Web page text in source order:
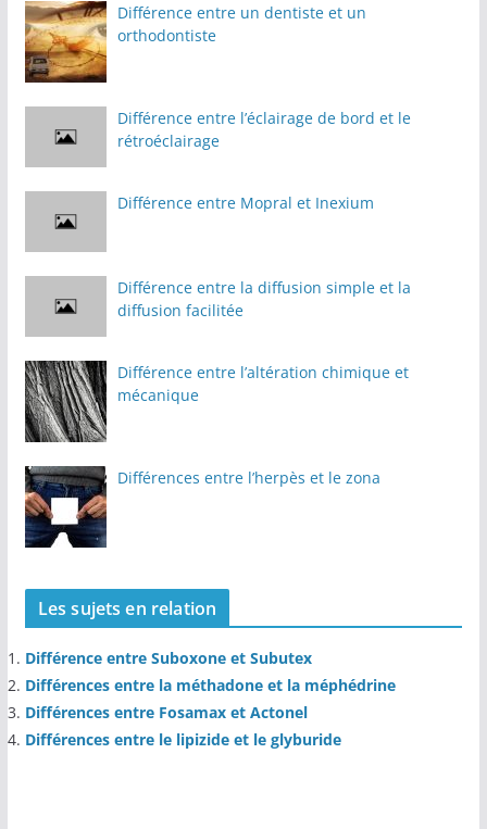
Différence entre un dentiste et un
orthodontiste
Différence entre l’éclairage de bord et le
rétroéclairage
Différence entre Mopral et Inexium
Différence entre la diffusion simple et la
diffusion facilitée
Différence entre l’altération chimique et
mécanique
Différences entre l’herpès et le zona
Les sujets en relation
Différence entre Suboxone et Subutex
Différences entre la méthadone et la méphédrine
Différences entre Fosamax et Actonel
Différences entre le lipizide et le glyburide